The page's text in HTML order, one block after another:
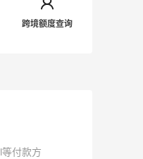
跨境额度查询
等付款方